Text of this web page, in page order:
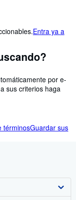
Entra ya a
por e-
sus criterios haga
términosGuardar sus